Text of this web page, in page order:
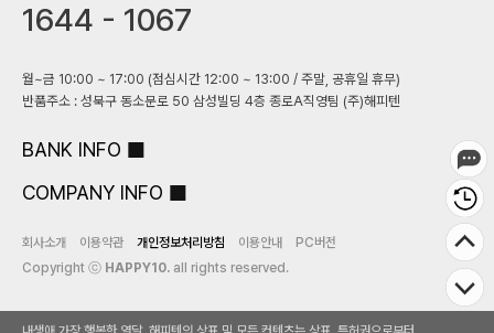
1644 - 1067
월~금 10:00 ~ 17:00 (점심시간 12:00 ~ 13:00 / 주말, 공휴일 휴무)
반품주소 : 성북구 동소문로 50 삼성빌딩 4층 종로A직영팀 (주)해피텐
BANK INFO
COMPANY INFO
회사소개 이용약관 개인정보처리방침 이용안내
PC버전
Copyright ⓒ HAPPY10. all rights reserved.